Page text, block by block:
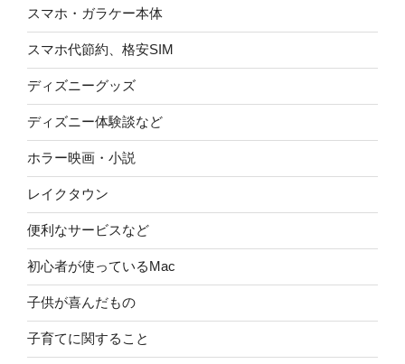
スマホ・ガラケー本体
スマホ代節約、格安SIM
ディズニーグッズ
ディズニー体験談など
ホラー映画・小説
レイクタウン
便利なサービスなど
初心者が使っているMac
子供が喜んだもの
子育てに関すること